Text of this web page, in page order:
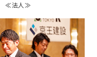
】 ≪法人≫